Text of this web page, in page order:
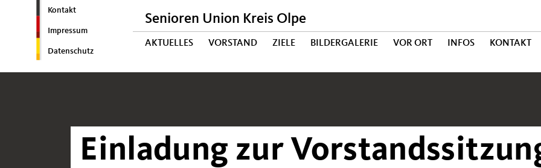
Kontakt
Impressum
Datenschutz
Senioren Union Kreis Olpe
AKTUELLES VORSTAND ZIELE BILDERGALERIE VOR ORT INFOS KONTAKT
Einladung zur